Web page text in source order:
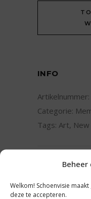
Welkom! Schoenvisie
deze te accepteren.
INFO
Artikelnummer:
Categorie:
Tags: Art, New
SHARE: